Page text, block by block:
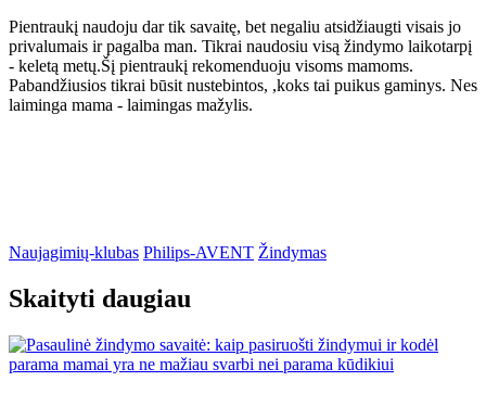
Pientraukį naudoju dar tik savaitę, bet negaliu atsidžiaugti visais jo
privalumais ir pagalba man. Tikrai naudosiu visą žindymo laikotarpį
- keletą metų.Šį pientraukį rekomenduoju visoms mamoms.
Pabandžiusios tikrai būsit nustebintos, ,koks tai puikus gaminys. Nes
laiminga mama - laimingas mažylis.
Naujagimių-klubas Philips-AVENT Žindymas
Skaityti daugiau